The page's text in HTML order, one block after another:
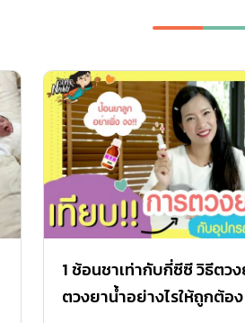
1 ช้อนชาเท่ากับกี่ซีซี วิธีตว
ตวงยาน้ำอย่างไรให้ถูกต้อง